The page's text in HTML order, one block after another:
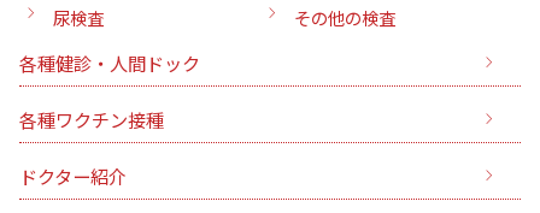
尿検査
その他の検査
各種健診・人間ドック
各種ワクチン接種
ドクター紹介